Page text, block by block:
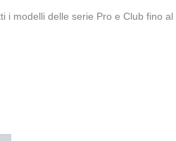
i modelli delle serie Pro e Club fino al